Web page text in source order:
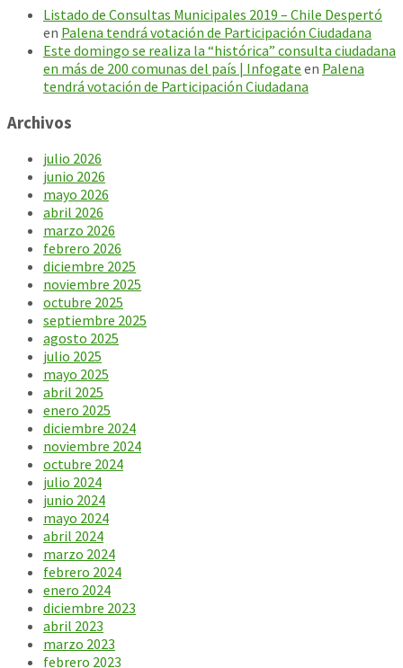
Listado de Consultas Municipales 2019 – Chile Despertó
en Palena tendrá votación de Participación Ciudadana
Este domingo se realiza la “histórica” consulta ciudadana
en más de 200 comunas del país | Infogate en Palena
tendrá votación de Participación Ciudadana
Archivos
julio 2026
junio 2026
mayo 2026
abril 2026
marzo 2026
febrero 2026
diciembre 2025
noviembre 2025
octubre 2025
septiembre 2025
agosto 2025
julio 2025
mayo 2025
abril 2025
enero 2025
diciembre 2024
noviembre 2024
octubre 2024
julio 2024
junio 2024
mayo 2024
abril 2024
marzo 2024
febrero 2024
enero 2024
diciembre 2023
abril 2023
marzo 2023
febrero 2023